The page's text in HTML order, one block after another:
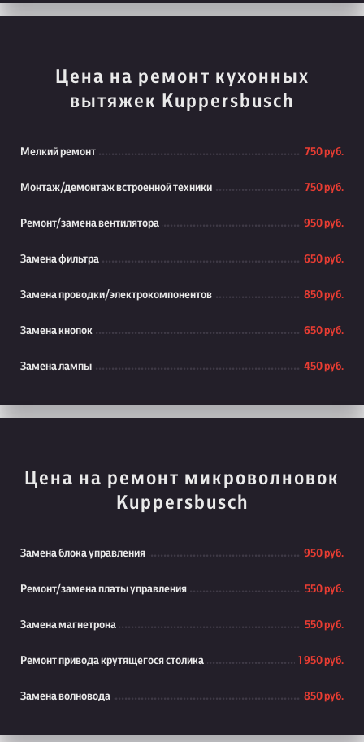
Цена на ремонт кухонных
вытяжек Kuppersbusch
Мелкий ремонт 750 руб.
Монтаж/демонтаж встроенной техники 750 руб.
Ремонт/замена вентилятора 950 руб.
Замена фильтра 650 руб.
Замена проводки/электрокомпонентов 850 руб.
Замена кнопок 650 руб.
Замена лампы 450 руб.
Цена на ремонт микроволновок
Kuppersbusch
Замена блока управления 950 руб.
Ремонт/замена платы управления 550 руб.
Замена магнетрона 550 руб.
Ремонт привода крутящегося столика 1 950 руб.
Замена волновода 850 руб.